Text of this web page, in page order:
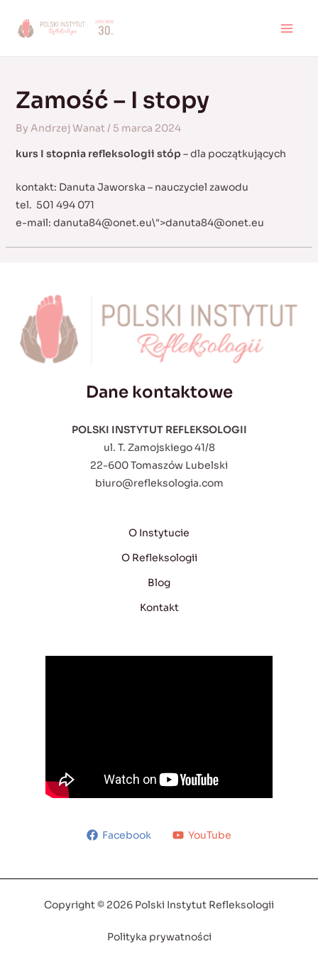
Zamość – I stopy
By Andrzej Wanat/ 5 marca 2024
kurs I stopnia refleksologii stóp– dla początkujących
kontakt: Danuta Jaworska – nauczyciel zawodu
tel. 501 494 071
e-mail: danuta84@onet.eu\">danuta84@onet.eu
Dane kontaktowe
POLSKI INSTYTUT REFLEKSOLOGII
ul. T. Zamojskiego 41/8
22-600 Tomaszów Lubelski
biuro@refleksologia.com
O Instytucie
O Refleksologii
Blog
Kontakt
Facebook YouTube
Copyright © 2026 Polski Instytut Refleksologii
Polityka prywatności